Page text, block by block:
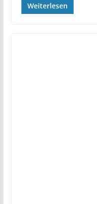
Weiterlesen